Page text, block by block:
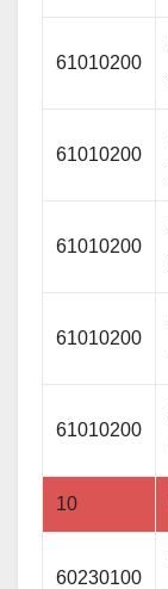
61010200
61010200
61010200
61010200
61010200
10
60230100